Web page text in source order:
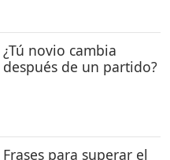
¿Tú novio cambia
después de un partido?
Frases para superar el